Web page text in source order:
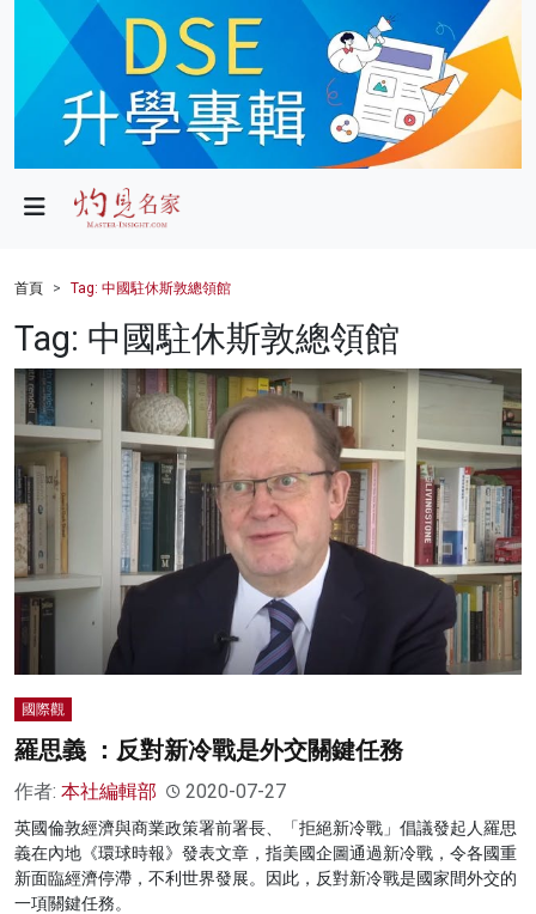
政局
財經
健康
商業
科技
影片
名家榜
灼見活動
關於我們
首頁 Tag: 中國駐休斯敦總領館
Tag: 中國駐休斯敦總領館
國際觀
羅思義 ：反對新冷戰是外交關鍵任務
作者: 本社編輯部 2020-07-27
英國倫敦經濟與商業政策署前署長、「拒絕新冷戰」倡議發起人羅思
義在內地《環球時報》發表文章，指美國企圖通過新冷戰，令各國重
新面臨經濟停滯，不利世界發展。因此，反對新冷戰是國家間外交的
一項關鍵任務。